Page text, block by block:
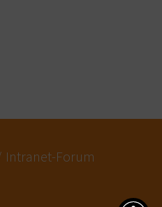
Intranet-Forum